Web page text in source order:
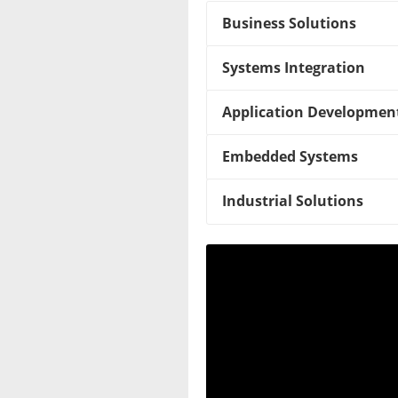
Business Solutions
Systems Integration
Application
Embedded Systems
Industrial Solutions